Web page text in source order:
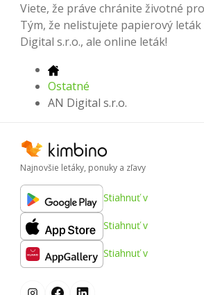
Viete, že práve chránite životné
Tým, že nelistujete papierový leták
Digital s.r.o., ale online leták!
Ostatné
AN Digital s.r.o.
Najnovšie letáky, ponuky a zľavy
Stiahnuť v
Stiahnuť v
Stiahnuť v